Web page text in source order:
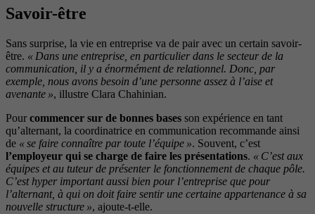
Savoir-être
Sans surprise, la vie en entreprise va de pair avec un certain savoir-
être. « Dans une entreprise, en particulier dans le secteur de la
communication, il y a énormément de relationnel. Donc, par
exemple, nous avons besoin d’une personne assez à l’aise et
avenante », illustre Clara Chahinian.
Pour commencer sur de bonnes bases son expérience en tant
qu’alternant, la coordinatrice en communication recommande ainsi
de « se faire connaître par toute l’équipe ». Souvent, c’est
l’employeur qui se charge de faire les présentations. « C’est aux
équipes et au tuteur de présenter le fonctionnement de chaque pôle.
C’est hyper important aussi bien pour l’entreprise que pour
l’alternant, à qui on doit faire sentir une certaine appartenance à sa
nouvelle structure », ajoute-t-elle.